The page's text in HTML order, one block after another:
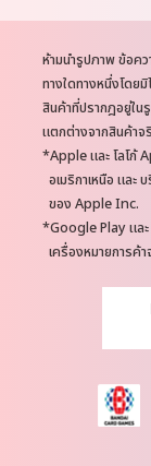
N
o
t
e
s
ห้ามนำรูปภาพ ข้อคว
ทางใดทางหนึ่งโดย
สินค้าที่ปรากฎอยู่ใน
แตกต่างจากสินค้าจ
Apple และ โลโก้
อเมริกาเหนือ แล
ของ Apple Inc.
Google Play แล
เครื่องหมายการค้